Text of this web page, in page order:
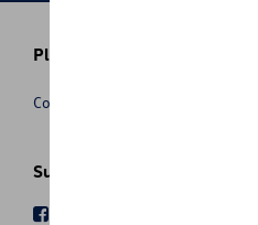
Plus d'informations
Conditions de vente
Suivez nous